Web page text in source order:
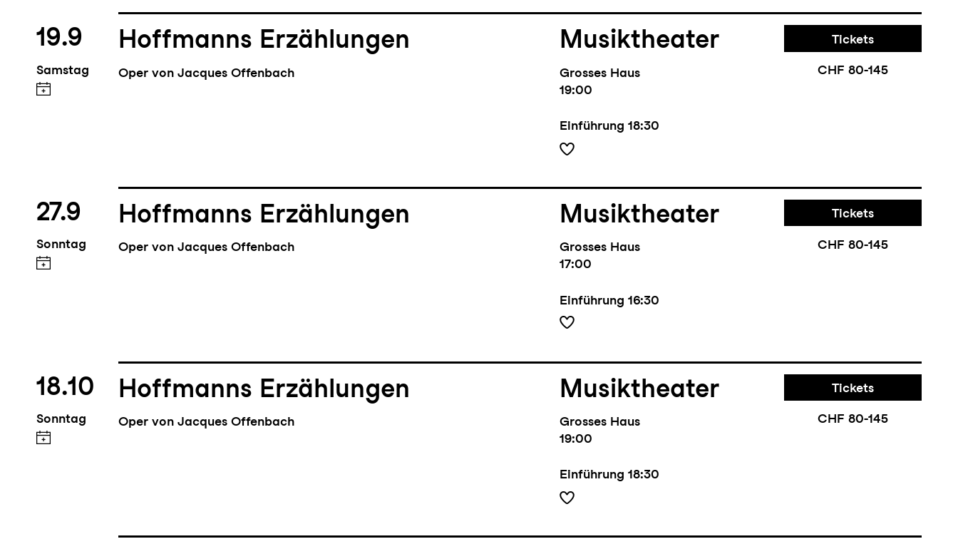
19.9
Samstag
Hoffmanns Erzählungen
Oper von Jacques Offenbach
Musiktheater
Grosses Haus
19:00
Einführung 18:30
Tickets
CHF 80-145
27.9
Sonntag
Hoffmanns Erzählungen
Oper von Jacques Offenbach
Musiktheater
Grosses Haus
17:00
Einführung 16:30
Tickets
CHF 80-145
18.10
Sonntag
Hoffmanns Erzählungen
Oper von Jacques Offenbach
Musiktheater
Grosses Haus
19:00
Einführung 18:30
Tickets
CHF 80-145